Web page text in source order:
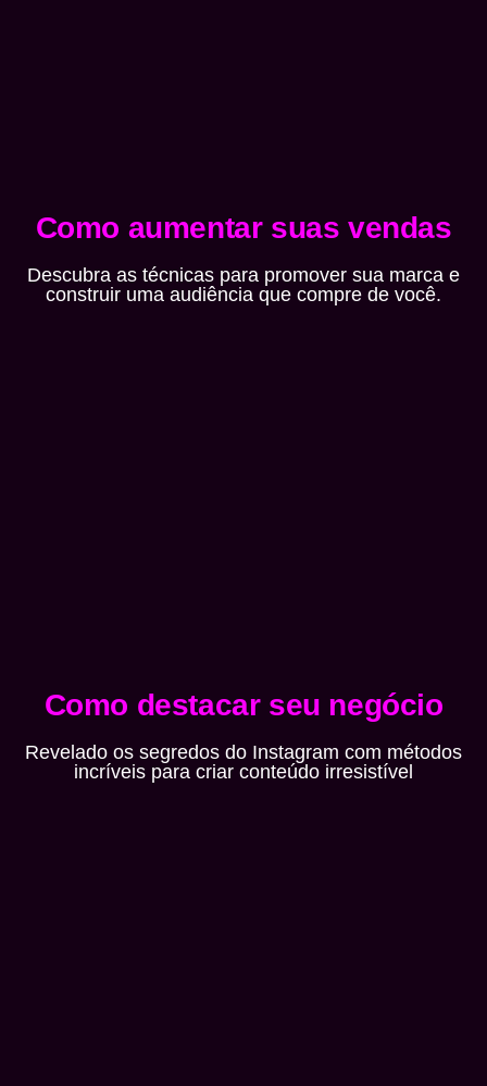
Como aumentar suas vendas
Descubra as técnicas para promover sua marca e
construir uma audiência que compre de você.
Como destacar seu negócio
Revelado os segredos do Instagram com métodos
incríveis para criar conteúdo irresistível